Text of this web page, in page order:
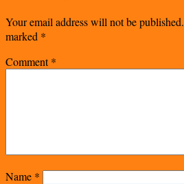
Your email address will not be published.
marked *
Comment*
Name *